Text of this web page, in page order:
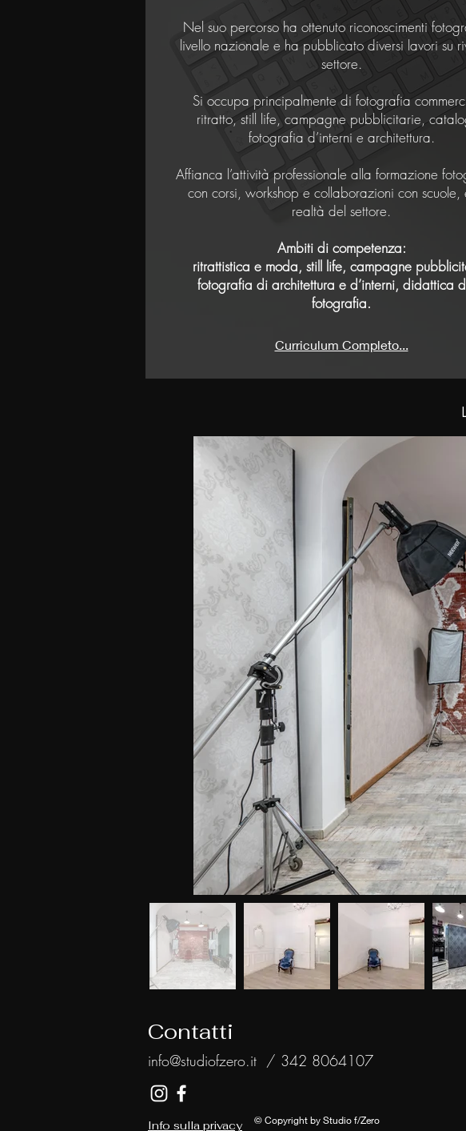
Nel suo percorso ha ottenuto riconoscimenti
livello nazionale e ha pubblicato diversi lavori su
settore.
Si occupa principalmente di fotografia
ritratto, still life, campagne pubblicitarie,
fotografia d’interni e architettura.
Affianca l’attività professionale alla formazione
con corsi, workshop e collaborazioni con scuole,
realtà del settore.
Ambiti di competenza:
ritrattistica e moda, still life, campagne
fotografia di architettura e d’interni, didattica
fotografia.
Curriculum Completo...
Contatti
info@studiofzero.it / 342 8064107
Info sulla privacy © Copyright by Studio f/Zero